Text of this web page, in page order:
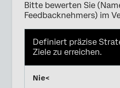
Bitte bewerten Sie
Feedbacknehmers) im
Definiert präzise
Ziele zu erreichen.